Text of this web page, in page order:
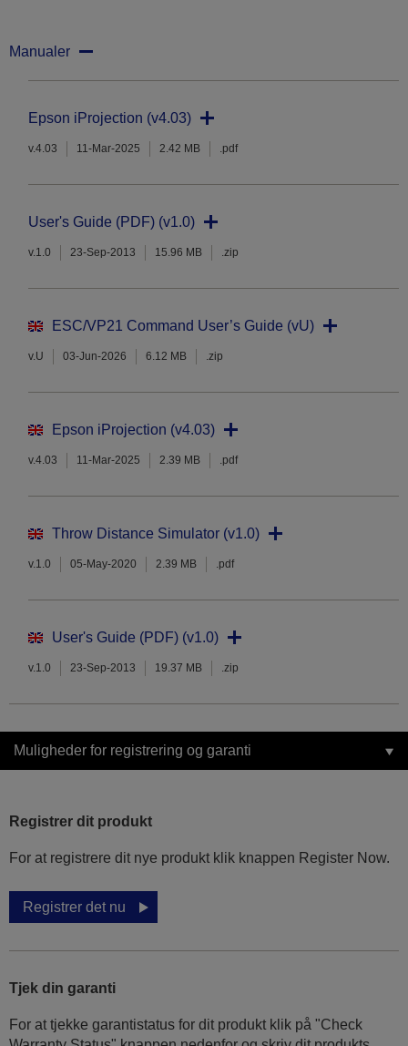
Manualer
Epson iProjection (v4.03)
v.4.03 11-Mar-2025 2.42 MB .pdf
User's Guide (PDF) (v1.0)
v.1.0 23-Sep-2013 15.96 MB .zip
ESC/VP21 Command User’s Guide (vU)
v.U 03-Jun-2026 6.12 MB .zip
Epson iProjection (v4.03)
v.4.03 11-Mar-2025 2.39 MB .pdf
Throw Distance Simulator (v1.0)
v.1.0 05-May-2020 2.39 MB .pdf
User's Guide (PDF) (v1.0)
v.1.0 23-Sep-2013 19.37 MB .zip
Muligheder for registrering og garanti
Registrer dit produkt
For at registrere dit nye produkt klik knappen Register Now.
Registrer det nu
Tjek din garanti
For at tjekke garantistatus for dit produkt klik på "Check